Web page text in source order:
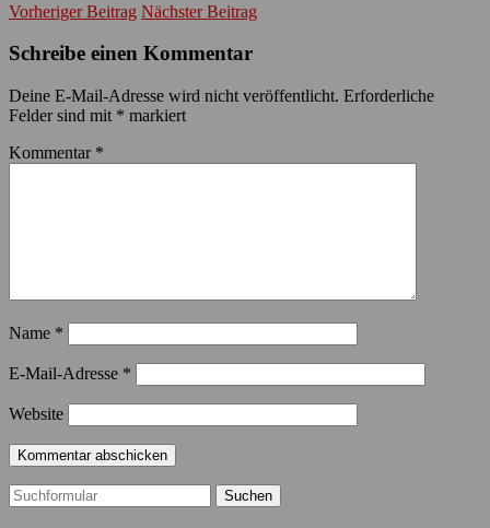
Vorheriger Beitrag Nächster Beitrag
Schreibe einen Kommentar
Deine E-Mail-Adresse wird nicht veröffentlicht. Erforderliche
Felder sind mit * markiert
Kommentar *
Name *
E-Mail-Adresse *
Website
Suchen
nach: